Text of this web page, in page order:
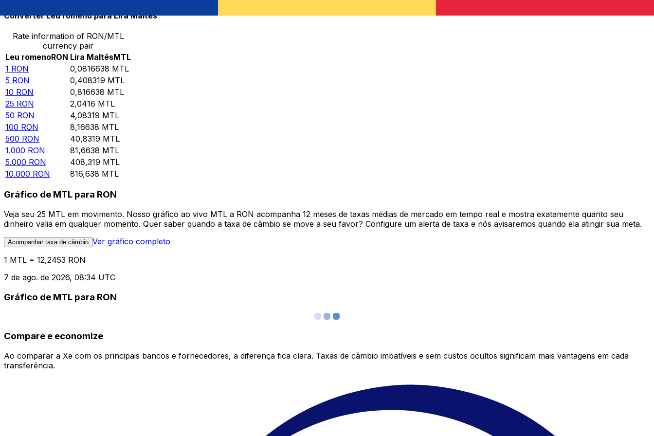
Converter Leu romeno para Lira Maltês
Rate information of RON/MTL
currency pair
Leu romenoRON Lira MaltêsMTL
1 RON 0,0816638 MTL
5 RON 0,408319 MTL
10 RON 0,816638 MTL
25 RON 2,0416 MTL
50 RON 4,08319 MTL
100 RON 8,16638 MTL
500 RON 40,8319 MTL
1.000 RON 81,6638 MTL
5.000 RON 408,319 MTL
10.000 RON 816,638 MTL
Gráfico de MTL para RON
Veja seu 25 MTL em movimento. Nosso gráfico ao vivo MTL a RON acompanha 12 meses de taxas médias de mercado em tempo real e mostra exatamente quanto seu
dinheiro valia em qualquer momento. Quer saber quando a taxa de câmbio se move a seu favor? Configure um alerta de taxa e nós avisaremos quando ela atingir sua meta.
Acompanhar taxa de câmbio Ver gráfico completo
1 MTL = 12,2453 RON
7 de ago. de 2026, 08:34 UTC
Gráfico de MTL para RON
Compare e economize
Ao comparar a Xe com os principais bancos e fornecedores, a diferença fica clara. Taxas de câmbio imbatíveis e sem custos ocultos significam mais vantagens em cada
transferência.